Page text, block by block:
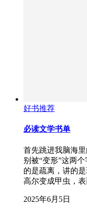
好书推荐
必读文学书单
首先跳进我脑海
别被“变形”这两
的是疏离，讲的
高尔变成甲虫，
2025年6月5日